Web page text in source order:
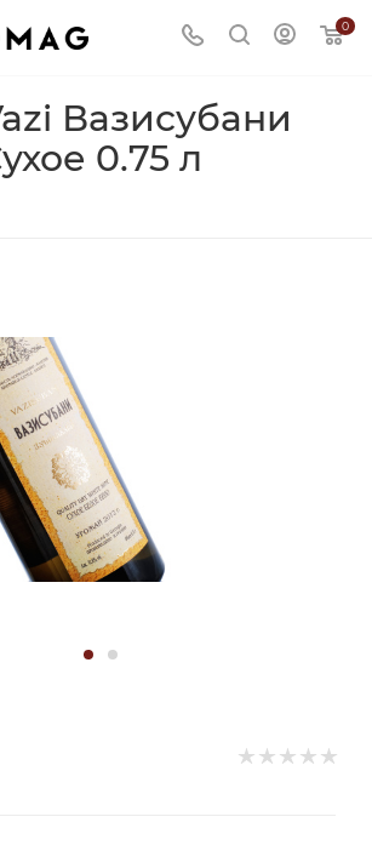
0
Вазисубани
0.75 л